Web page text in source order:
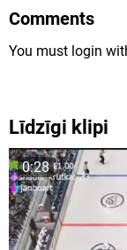
Comments
You must login
Līdzīgi klipi
0:28